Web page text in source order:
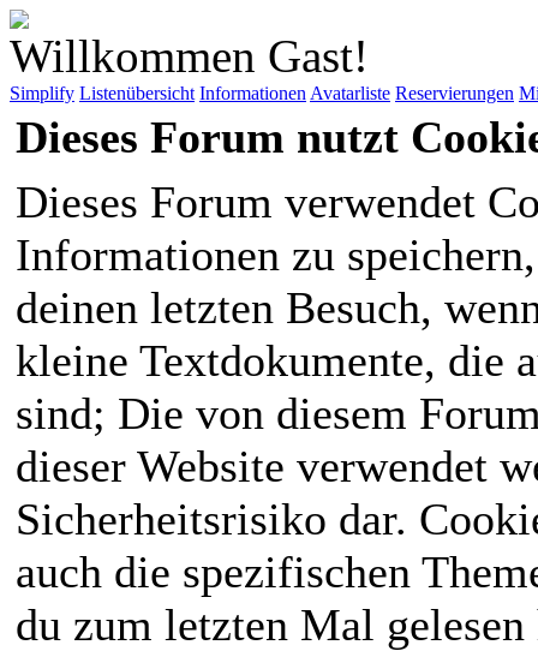
Willkommen Gast!
Simplify Listenübersicht Informationen Avatarliste Reservierungen
Dieses Forum nutzt
Dieses Forum verwendet
Informationen zu
deinen letzten Besuch,
kleine Textdokumente, die
sind; Die von diesem
dieser Website verwendet
Sicherheitsrisiko dar.
auch die spezifischen
du zum letzten Mal